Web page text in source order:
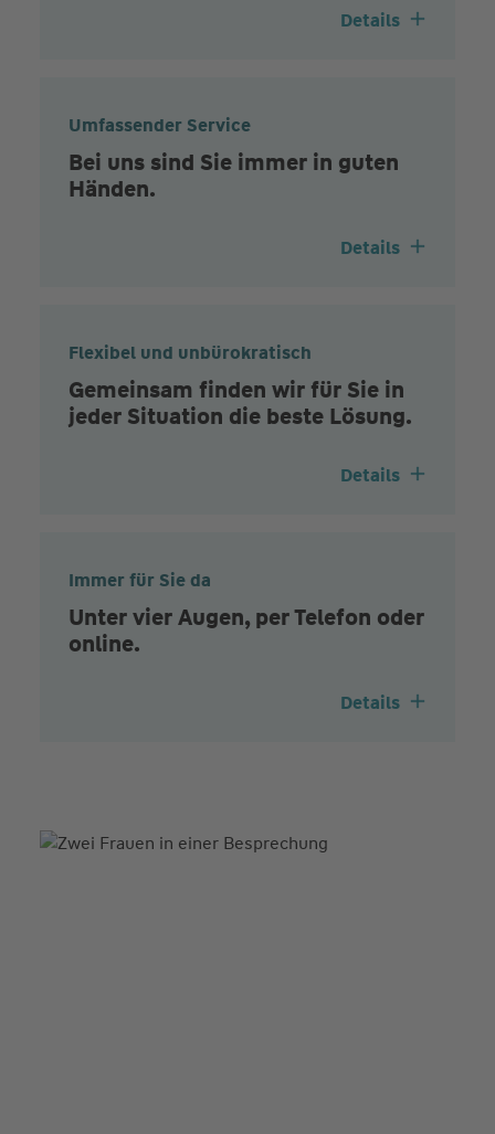
Details
Umfassender Service
Bei uns sind Sie immer in guten
Händen.
Details
Flexibel und unbürokratisch
Gemeinsam finden wir für Sie in
jeder Situation die beste Lösung.
Details
Immer für Sie da
Unter vier Augen, per Telefon oder
online.
Details